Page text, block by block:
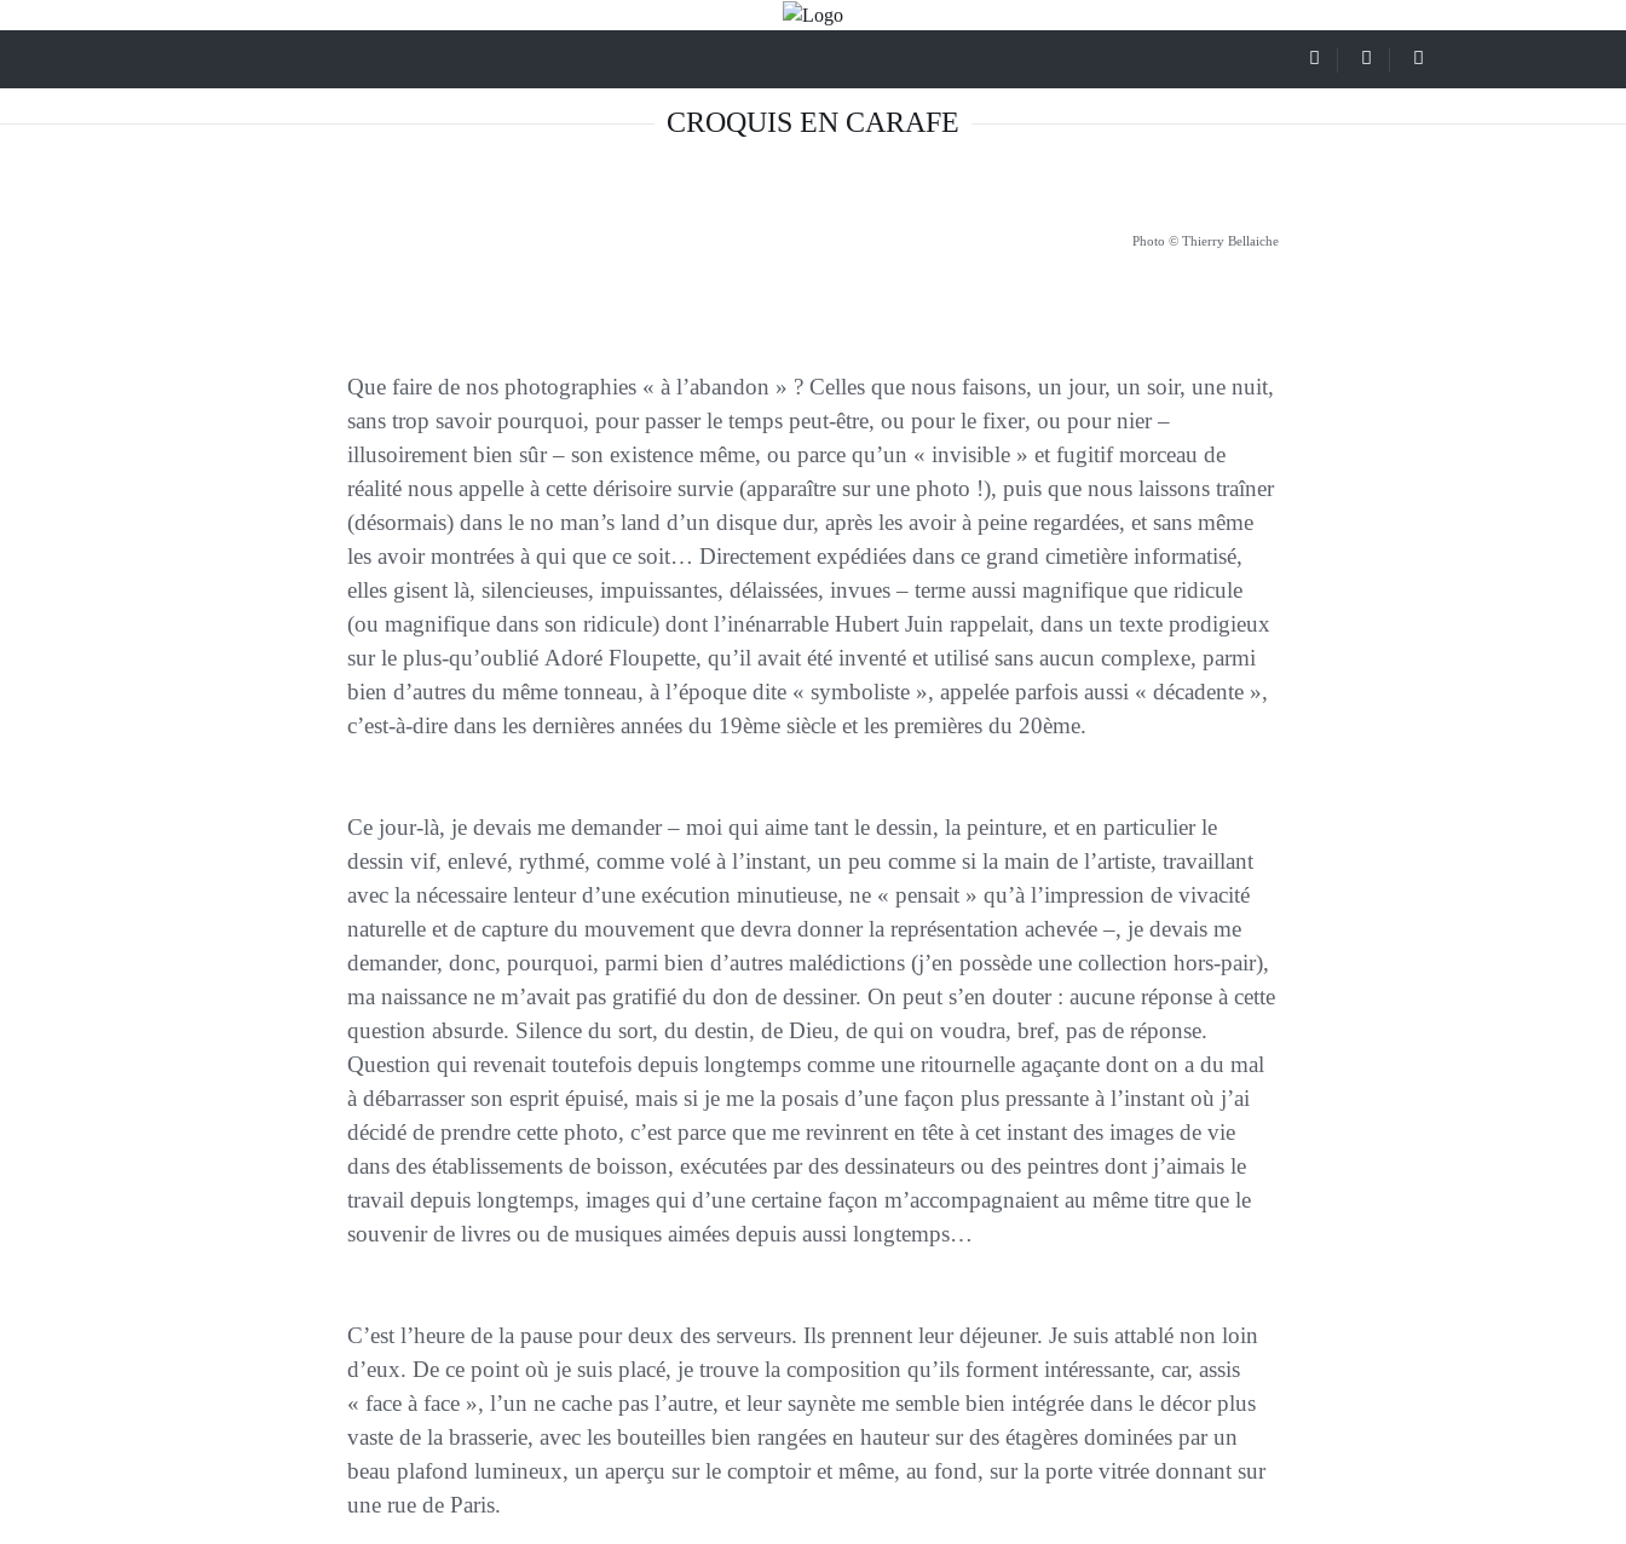
CROQUIS EN CARAFE
Photo © Thierry Bellaiche
Que faire de nos photographies « à l’abandon » ? Celles que nous faisons, un jour, un soir, une nuit,
sans trop savoir pourquoi, pour passer le temps peut-être, ou pour le fixer, ou pour nier –
illusoirement bien sûr – son existence même, ou parce qu’un « invisible » et fugitif morceau de
réalité nous appelle à cette dérisoire survie (apparaître sur une photo !), puis que nous laissons traîner
(désormais) dans le no man’s land d’un disque dur, après les avoir à peine regardées, et sans même
les avoir montrées à qui que ce soit… Directement expédiées dans ce grand cimetière informatisé,
elles gisent là, silencieuses, impuissantes, délaissées, invues – terme aussi magnifique que ridicule
(ou magnifique dans son ridicule) dont l’inénarrable Hubert Juin rappelait, dans un texte prodigieux
sur le plus-qu’oublié Adoré Floupette, qu’il avait été inventé et utilisé sans aucun complexe, parmi
bien d’autres du même tonneau, à l’époque dite « symboliste », appelée parfois aussi « décadente »,
c’est-à-dire dans les dernières années du 19ème siècle et les premières du 20ème.
Ce jour-là, je devais me demander – moi qui aime tant le dessin, la peinture, et en particulier le
dessin vif, enlevé, rythmé, comme volé à l’instant, un peu comme si la main de l’artiste, travaillant
avec la nécessaire lenteur d’une exécution minutieuse, ne « pensait » qu’à l’impression de vivacité
naturelle et de capture du mouvement que devra donner la représentation achevée –, je devais me
demander, donc, pourquoi, parmi bien d’autres malédictions (j’en possède une collection hors-pair),
ma naissance ne m’avait pas gratifié du don de dessiner. On peut s’en douter : aucune réponse à cette
question absurde. Silence du sort, du destin, de Dieu, de qui on voudra, bref, pas de réponse.
Question qui revenait toutefois depuis longtemps comme une ritournelle agaçante dont on a du mal
à débarrasser son esprit épuisé, mais si je me la posais d’une façon plus pressante à l’instant où j’ai
décidé de prendre cette photo, c’est parce que me revinrent en tête à cet instant des images de vie
dans des établissements de boisson, exécutées par des dessinateurs ou des peintres dont j’aimais le
travail depuis longtemps, images qui d’une certaine façon m’accompagnaient au même titre que le
souvenir de livres ou de musiques aimées depuis aussi longtemps…
C’est l’heure de la pause pour deux des serveurs. Ils prennent leur déjeuner. Je suis attablé non loin
d’eux. De ce point où je suis placé, je trouve la composition qu’ils forment intéressante, car, assis
« face à face », l’un ne cache pas l’autre, et leur saynète me semble bien intégrée dans le décor plus
vaste de la brasserie, avec les bouteilles bien rangées en hauteur sur des étagères dominées par un
beau plafond lumineux, un aperçu sur le comptoir et même, au fond, sur la porte vitrée donnant sur
une rue de Paris.